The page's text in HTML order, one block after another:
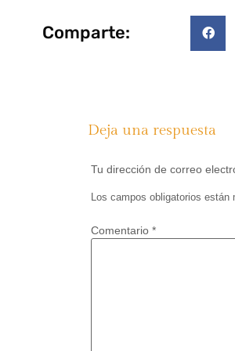
Comparte:
Deja una respuesta
Tu dirección de correo
Los campos obligatorios están
Comentario *